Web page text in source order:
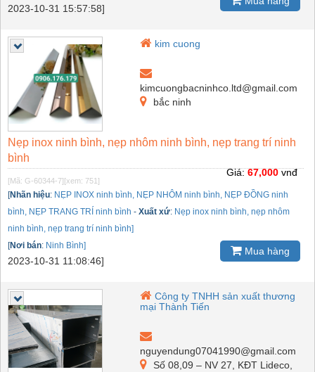
2023-10-31 15:57:58]
kim cuong
kimcuongbacninhco.ltd@gmail.com
bắc ninh
Nẹp inox ninh bình, nẹp nhôm ninh bình, nẹp trang trí ninh
bình
[Mã: G-60344-7] [xem: 751]
[Nhãn hiệu: NẸP INOX ninh bình, NẸP NHÔM ninh bình, NẸP ĐỒNG ninh
bình, NẸP TRANG TRÍ ninh bình - Xuất xứ: Nẹp inox ninh bình, nẹp nhôm
ninh bình, nẹp trang trí ninh bình]
[Nơi bán: Ninh Bình]
2023-10-31 11:08:46]
Giá:67,000vnđ
Mua hàng
Công ty TNHH sản xuất thương
mại Thành Tiến
nguyendung07041990@gmail.com
Số 08,09 – NV 27, KĐT Lideco,